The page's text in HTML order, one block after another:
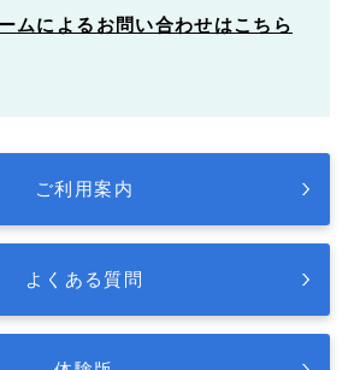
ムによるお問い合わせはこちら
ご利用案内
よくある質問